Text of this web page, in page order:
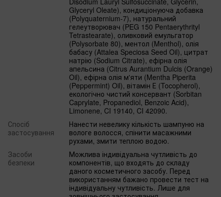
Glyceryl Oleate), кондиціонуюча добавка
(Polyquaternium-7), натуральний
гелеутворювач (PEG 150 Pentaerythrityl
Tetrastearate), оливковий емульгатор
(Polysorbate 80), ментол (Menthol), олія
бабасу (Attalea Speciosa Seed Oil), цитрат
натрію (Sodium Citrate), ефірна олія
апельсина (Citrus Aurantium Dulcis (Orange)
Oil), ефірна олія м'яти (Mentha Piperita
(Peppermint) Oil), вітамін Е (Tocopherol),
екологічно чистий консервант (Sorbitan
Caprylate, Propanediol, Benzoic Acid),
Limonene, CI 19140, CI 42090.
Спосіб
застосування
Нанести невелику кількість шампуню на
вологе волосся, спінити масажними
рухами, змити теплою водою.
Засоби
безпеки
Можлива індивідуальна чутливість до
компонентів, що входять до складу
даного косметичного засобу. Перед
використанням бажано провести тест на
індивідуальну чутливість. Лише для